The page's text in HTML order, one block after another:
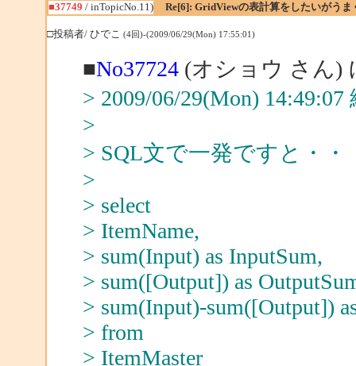
■37749 / inTopicNo.11) Re[6]: GridViewの表計算をしたいがうま
□投稿者/ ひでこ (4回)-(2009/06/29(Mon) 17:55:01)
■No37724(オショウ さん)
> 2009/06/29(Mon)
>
> SQL文で一発ですと・・
>
> select
> ItemName,
> sum(Input) as InputSum,
> sum([Output]) as
> sum(Input)-sum([Output])
> from
> ItemMaster